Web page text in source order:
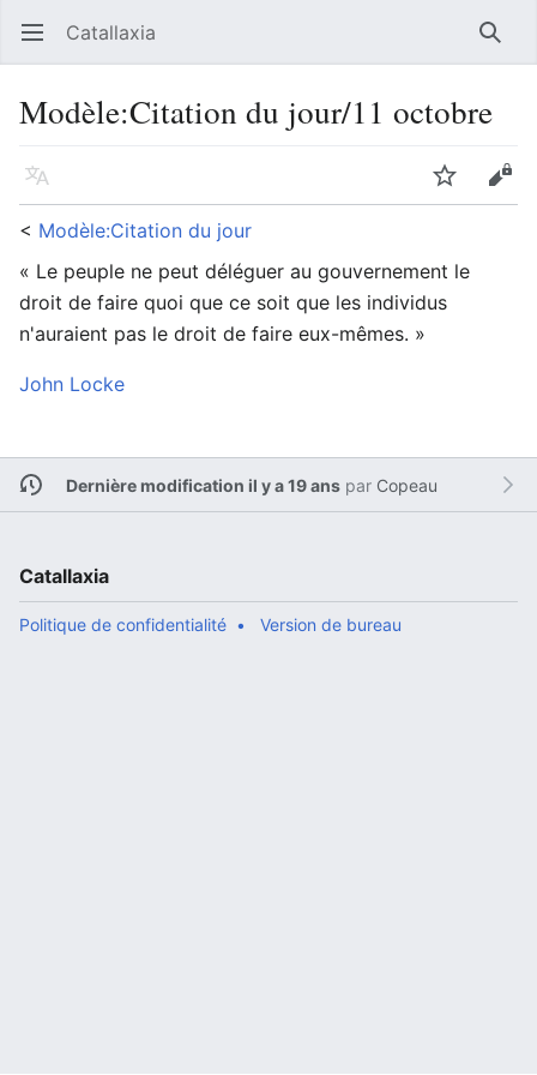
Ouvrir le menu principal Catallaxia
Modèle:Citation du jour/11 octobre
Langue Suivre
< Modèle:Citation du jour
« Le peuple ne peut déléguer au gouvernement le
droit de faire quoi que ce soit que les individus
n'auraient pas le droit de faire eux-mêmes. »
John Locke
Dernière modification il y a 19 anspar Copeau
Catallaxia
Politique de confidentialité Version de bureau